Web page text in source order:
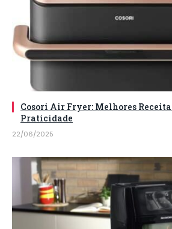
Cosori Air Fryer: Melhores
Praticidade
22/06/2025